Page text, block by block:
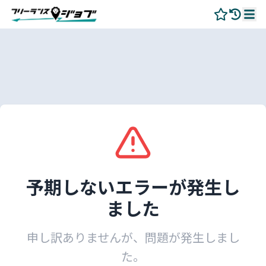
予期しないエラーが発生し
ました
申し訳ありませんが、問題が発生しまし
た。